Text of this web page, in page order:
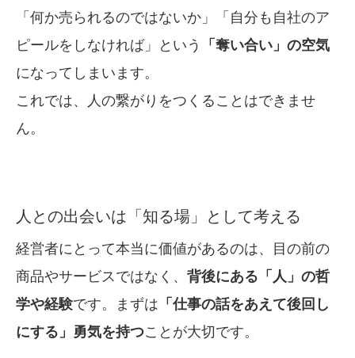
「何か売られるのではないか」「自分も自社のア
ピールをしなければ」という
「奪い合い」の空気
になってしまいます。
これでは、人の繋がりをつくることはできませ
ん。
人との出会いは「知る場」として考える
経営者にとって本当に価値があるのは、目の前の
商品やサービスではなく、 背後にある「人」の哲
学や経験です。まずは 「仕事の話をあえて後回し
にする」勇気を持つことが大切です。